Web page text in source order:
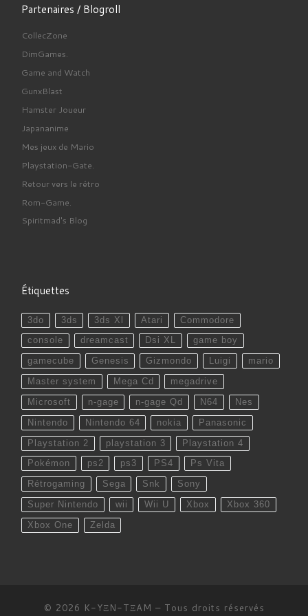
Partenaires / Blogroll
CollecZone
DimGames.
Game and Watch
GunxBlast
Hamster Joueur
Japananime
Mes jeux de Mario
Playstation-Gate.
Retour vers le rétro
Rom-Game.
Spiritmad's Blog
Étiquettes
3do 3ds 3ds Xl Atari Commodore
console dreamcast Dsi XL game boy
gamecube Genesis Gizmondo Luigi mario
Master system Mega Cd megadrive
Microsoft n-gage n-gage Qd N64 Nes
Nintendo Nintendo 64 nokia Panasonic
Playstation 2 playstation 3 Playstation 4
Pokémon ps2 ps3 PS4 Ps Vita
Rétrogaming Sega Snk Sony
Super Nintendo wii Wii U Xbox Xbox 360
Xbox One Zelda
© 2026 K-YΞN-TΞAM – Tous droits réservés